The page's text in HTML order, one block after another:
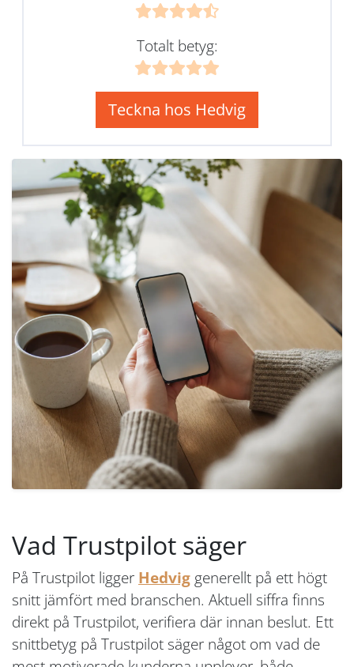
Totalt betyg:
Teckna hos Hedvig
Vad Trustpilot säger
På Trustpilot ligger Hedvig generellt på ett högt
snitt jämfört med branschen. Aktuell siffra finns
direkt på Trustpilot, verifiera där innan beslut. Ett
snittbetyg på Trustpilot säger något om vad de